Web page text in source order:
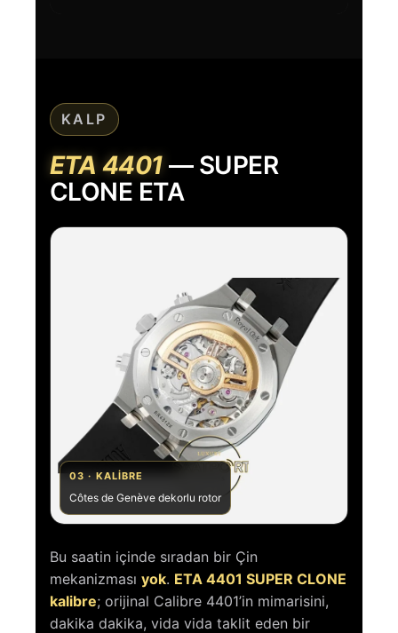
KALP
ETA 4401 — SUPER
CLONE ETA
03 · KALIBRE
Côtes de Genève dekorlu rotor
Bu saatin içinde sıradan bir Çin
mekanizması yok. ETA 4401 SUPER CLONE
kalibre; orijinal Calibre 4401’in mimarisini,
dakika dakika, vida vida taklit eden bir